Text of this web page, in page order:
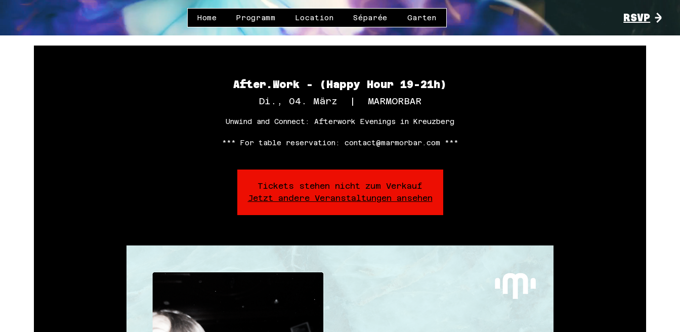
RSVP
Home Programm Location Séparée Garten
After.Work - (Happy Hour 19-21h)
Di., 04. März
  |
MARMORBAR
Unwind and Connect: Afterwork Evenings in Kreuzberg
*** For table reservation: contact@marmorbar.com ***
Tickets stehen nicht zum Verkauf
Jetzt andere Veranstaltungen ansehen